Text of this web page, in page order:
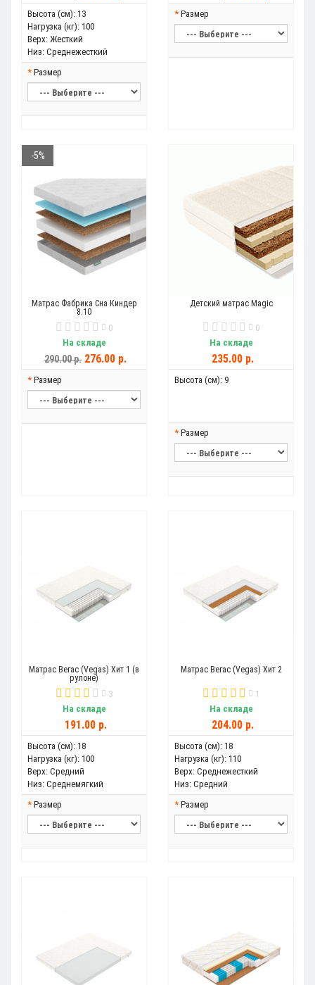
Высота (см): 13
Нагрузка (кг): 100
Верх: Жесткий
Низ: Среднежесткий
Размер
Размер
-5%
Матрас Фабрика Сна Киндер
8.10
0
На складе
290.00 р. 276.00 р.
Размер
Детский матрас Magic
0
На складе
235.00 р.
Высота (см): 9
Размер
Матрас Вегас (Vegas) Хит 1 (в
рулоне)
3
На складе
191.00 р.
Высота (см): 18
Нагрузка (кг): 100
Верх: Средний
Низ: Среднемягкий
Размер
Матрас Вегас (Vegas) Хит 2
1
На складе
204.00 р.
Высота (см): 18
Нагрузка (кг): 110
Верх: Среднежесткий
Низ: Средний
Размер